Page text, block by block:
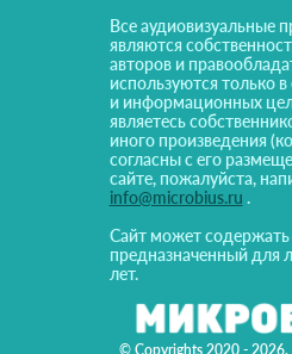
© Copyrights 2020 - 2026.
Все аудиовизуальные
являются
авторов и
используются только
и информационных
являетесь
иного произведения
согласны с его
сайте, пожалуйста,
info@microbius.ru .
Сайт может содержать
предназначенный для
лет.